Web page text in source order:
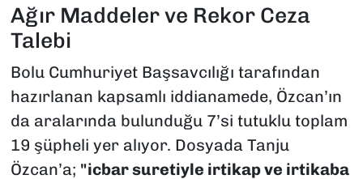
Ağır Maddeler ve Rekor Ceza
Talebi
Bolu Cumhuriyet Başsavcılığı tarafından
hazırlanan kapsamlı iddianamede, Özcan’ın
da aralarında bulunduğu 7’si tutuklu toplam
19 şüpheli yer alıyor. Dosyada Tanju
Özcan’a; "icbar suretiyle irtikap ve irtikaba